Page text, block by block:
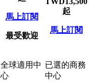
馬上訂閱
最受歡迎
起
馬上訂閱
全球適用中
心
已選的商務
中心